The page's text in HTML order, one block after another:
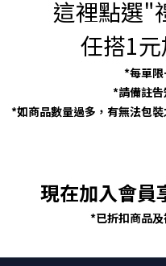
這裡點選"
任搭1
*每單
*請備註
*如商品數量過多，有無法包
現在加入會員
*已折扣商品